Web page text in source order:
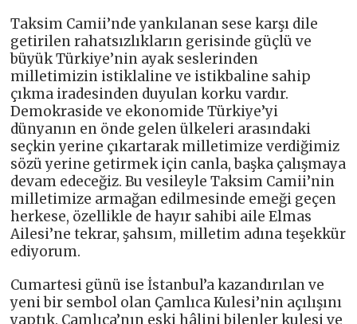
Taksim Camii’nde yankılanan sese karşı dile
getirilen rahatsızlıkların gerisinde güçlü ve
büyük Türkiye’nin ayak seslerinden
milletimizin istiklaline ve istikbaline sahip
çıkma iradesinden duyulan korku vardır.
Demokraside ve ekonomide Türkiye’yi
dünyanın en önde gelen ülkeleri arasındaki
seçkin yerine çıkartarak milletimize verdiğimiz
sözü yerine getirmek için canla, başka çalışmaya
devam edeceğiz. Bu vesileyle Taksim Camii’nin
milletimize armağan edilmesinde emeği geçen
herkese, özellikle de hayır sahibi aile Elmas
Ailesi’ne tekrar, şahsım, milletim adına teşekkür
ediyorum.
Cumartesi günü ise İstanbul’a kazandırılan ve
yeni bir sembol olan Çamlıca Kulesi’nin açılışını
yaptık. Çamlıca’nın eski hâlini bilenler kulesi ve